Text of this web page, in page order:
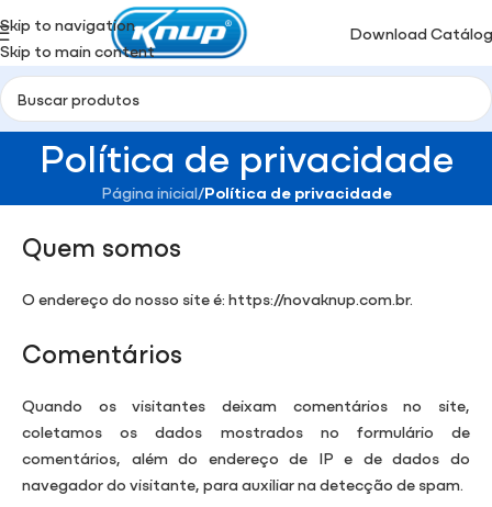
Skip to navigation
Skip to main content
Download
Política de privacidade
Página inicial/Política de privacidade
Quem somos
O endereço do nosso site é: https://novaknup.com.br.
Comentários
Quando os visitantes deixam comentários no site,
coletamos os dados mostrados no formulário de
comentários, além do endereço de IP e de dados do
navegador do visitante, para auxiliar na detecção de spam.